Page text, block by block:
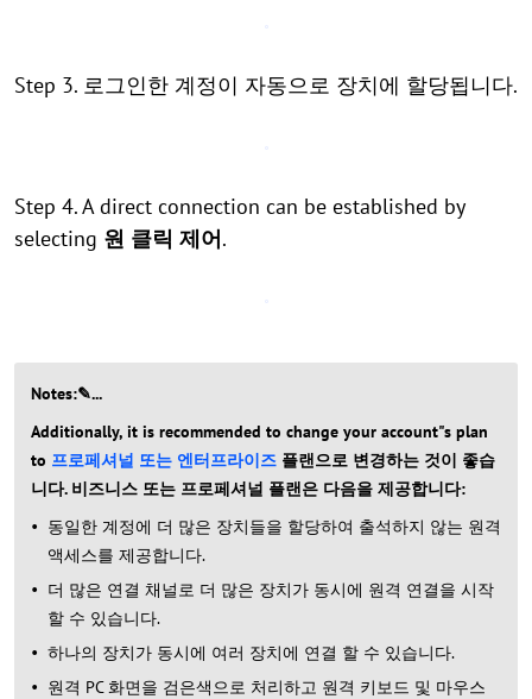
Step 3. 로그인한 계정이 자동으로 장치에 할당됩니다.
Step 4. A direct connection can be established by
selecting 원 클릭 제어.
Notes:✎...
Additionally, it is recommended to change your account"s plan
to 프로페셔널 또는 엔터프라이즈 플랜으로 변경하는 것이 좋습
니다. 비즈니스 또는 프로페셔널 플랜은 다음을 제공합니다:
동일한 계정에 더 많은 장치들을 할당하여 출석하지 않는 원격
액세스를 제공합니다.
더 많은 연결 채널로 더 많은 장치가 동시에 원격 연결을 시작
할 수 있습니다.
하나의 장치가 동시에 여러 장치에 연결 할 수 있습니다.
원격 PC 화면을 검은색으로 처리하고 원격 키보드 및 마우스